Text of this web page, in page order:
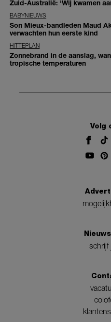
Zuid-Australië: 'Wij kwamen
BABYNIEUWS
Son Mieux-bandleden Maud
verwachten hun eerste kind
HITTEPLAN
Zonnebrand in de aanslag,
tropische temperaturen
Volg
schrijf